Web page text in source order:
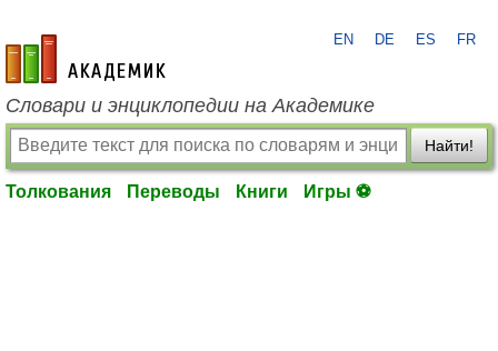
academic.ru
EN DE ES FR
Словари и энциклопедии на Академике
Найти!
Толкования Переводы Книги Игры ⚽